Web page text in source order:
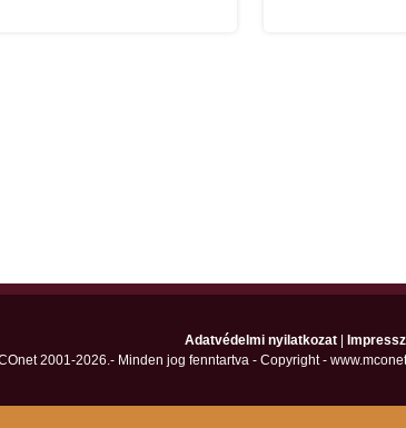
Adatvédelmi nyilatkozat
2001-2026.- Minden jog fenntartva - Copyright -